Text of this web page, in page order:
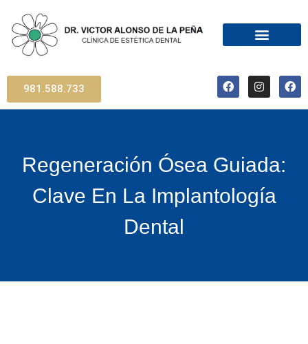
981.588.733
Regeneración Ósea Guiada:
Clave En La Implantología
Dental